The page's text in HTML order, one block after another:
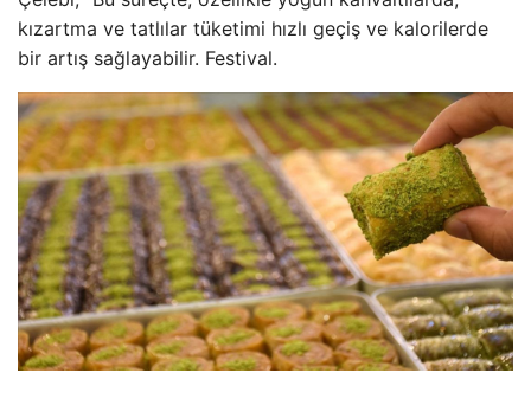
kızartma ve tatlılar tüketimi hızlı geçiş ve kalorilerde
bir artış sağlayabilir. Festival.